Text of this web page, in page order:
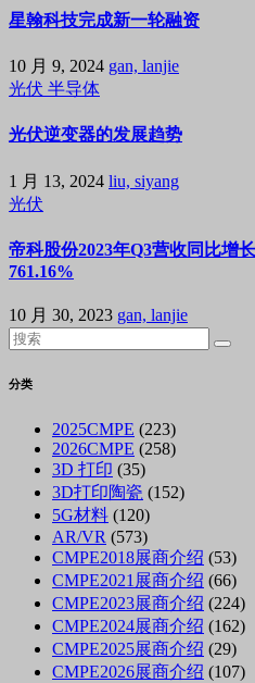
星翰科技完成新一轮融资
10 月 9, 2024 gan, lanjie
光伏 半导体
光伏逆变器的发展趋势
1 月 13, 2024 liu, siyang
光伏
帝科股份2023年Q3营收同比增
761.16%
10 月 30, 2023 gan, lanjie
分类
2025CMPE (223)
2026CMPE (258)
3D 打印 (35)
3D打印陶瓷 (152)
5G材料 (120)
AR/VR (573)
CMPE2018展商介绍 (53)
CMPE2021展商介绍 (66)
CMPE2023展商介绍 (224)
CMPE2024展商介绍 (162)
CMPE2025展商介绍 (29)
CMPE2026展商介绍 (107)